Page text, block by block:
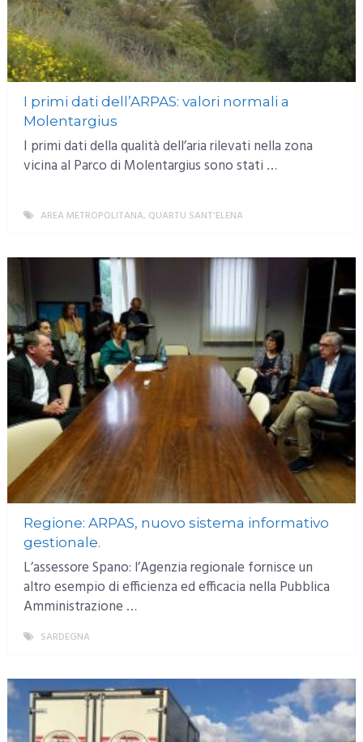
I primi dati dell’ARPAS: valori normali a
Molentargius
I primi dati della qualità dell’aria rilevati nella zona
vicina al Parco di Molentargius sono stati …
AREA METROPOLITANA, QUARTU SANT'ELENA
Regione: ARPAS, nuovo sistema informativo
gestionale.
L’assessore Spano: l’Agenzia regionale fornisce un
altro esempio di efficienza ed efficacia nella Pubblica
Amministrazione …
SARDEGNA